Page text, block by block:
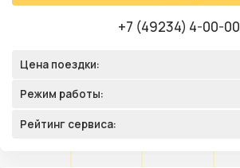
+7 (49234) 4-00-00
Цена поездки:
Режим работы:
Рейтинг сервиса: